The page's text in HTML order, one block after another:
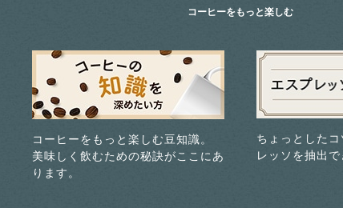
コーヒーをもっと楽しむ
コーヒーをもっと楽しむ豆知識。
美味しく飲むための秘訣がここにあ
ります。
ちょっとした
レッソを抽出で